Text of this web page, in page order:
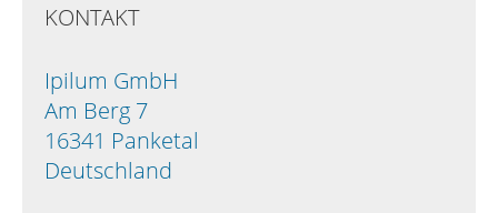
KONTAKT
Ipilum GmbH
Am Berg 7
16341 Panketal
Deutschland